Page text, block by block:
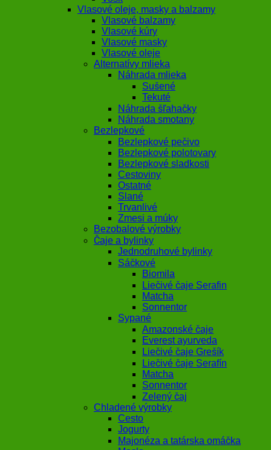
Vlasové oleje, masky a balzamy
Vlasové balzamy
Vlasové kúry
Vlasové masky
Vlasové oleje
Alternatívy mlieka
Náhrada mlieka
Sušené
Tekuté
Náhrada šľahačky
Náhrada smotany
Bezlepkové
Bezlepkové pečivo
Bezlepkové polotovary
Bezlepkové sladkosti
Cestoviny
Ostatné
Slané
Trvanlivé
Zmesi a múky
Bezobalové výrobky
Čaje a bylinky
Jednodruhové bylinky
Sáčkové
Biomila
Liečivé čaje Serafin
Matcha
Sonnentor
Sypané
Amazonské čaje
Everest ayurveda
Liečivé čaje Grešík
Liečivé čaje Serafín
Matcha
Sonnentor
Zelený čaj
Chladené výrobky
Cesto
Jogurty
Majonéza a tatárska omáčka